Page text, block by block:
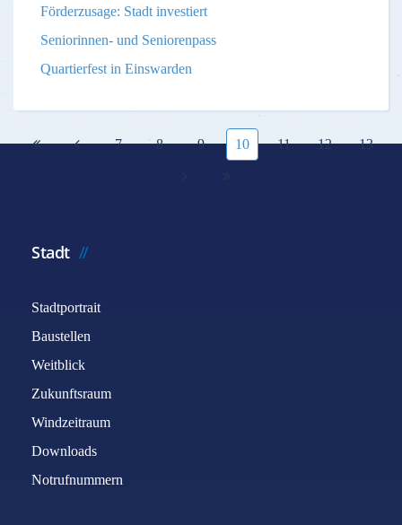
Förderzusage: Stadt investiert
Seniorinnen- und Seniorenpass
Quartierfest in Einswarden
7 8 9 10 11 12 13
Stadt
Stadtportrait
Baustellen
Weitblick
Zukunftsraum
Windzeitraum
Downloads
Notrufnummern